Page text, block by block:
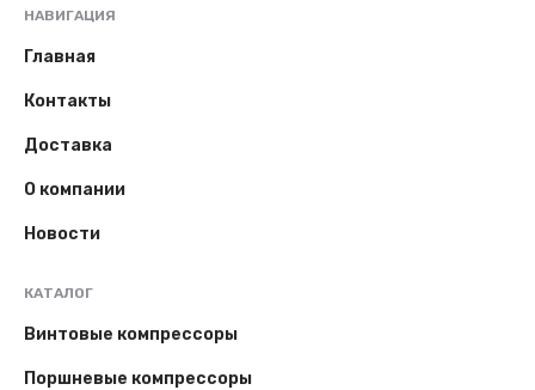
НАВИГАЦИЯ
Главная
Контакты
Доставка
О компании
Новости
КАТАЛОГ
Винтовые компрессоры
Поршневые компрессоры